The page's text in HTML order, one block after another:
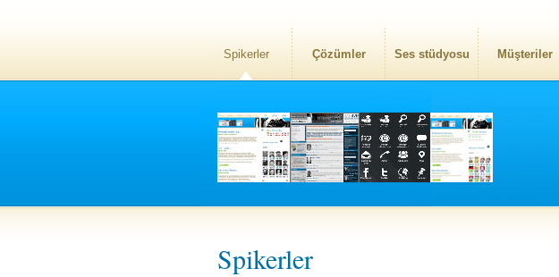
Spikerler Çözümler Ses stüdyosu Müşteriler
Spikerler